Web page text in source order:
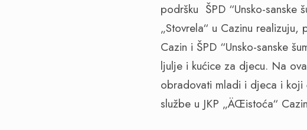
podršku ŠPD “Unsko-sanske
„Stovrela“ u Cazinu
Cazin i ŠPD “Unsko-sanske
ljulje i kućice za djecu. Na
obradovati mladi i djeca i
službe u JKP „ÄŒistoća“